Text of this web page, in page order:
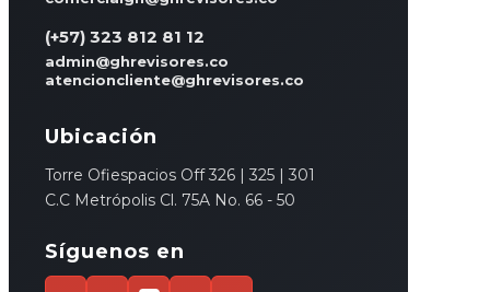
(+57) 323 812 81 12
admin@ghrevisores.co
atencioncliente@ghrevisores.co
Ubicación
Torre Ofiespacios Off 326 | 325 | 301
C.C Metrópolis Cl. 75A No. 66 - 50
Síguenos en